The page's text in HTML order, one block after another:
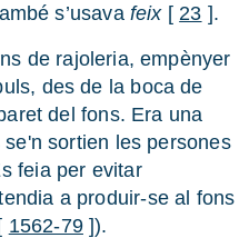
s’usava feix[23 ].
de rajoleria, empènyer
des de la boca de
del fons. Era una
sortien les persones
feia per evitar
a produir-se al fons
1562-79]).